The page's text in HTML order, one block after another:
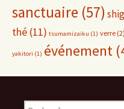
sanctuaire (57)
thé (11) tsumamizaiku (1) verre(2)
yakitori (1) événement
Rechercher :